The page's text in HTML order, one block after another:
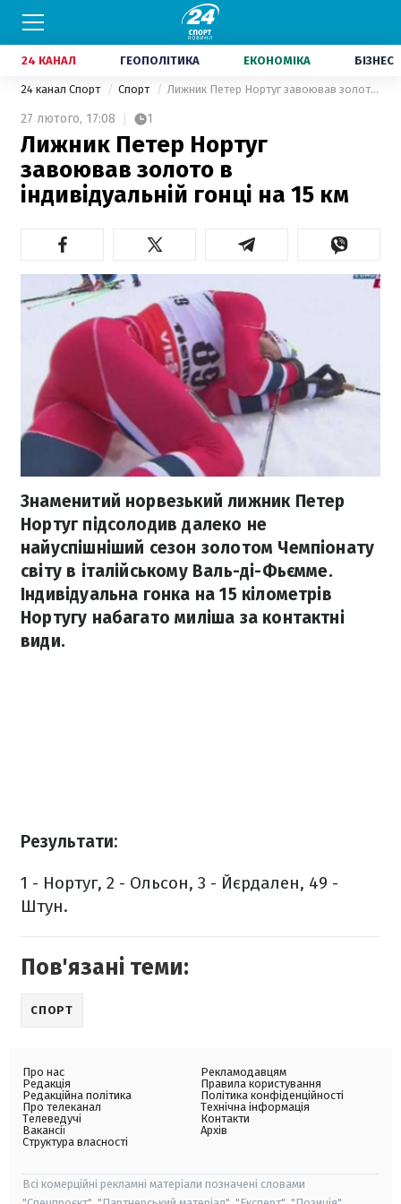
24 КАНАЛ ГЕОПОЛІТИКА ЕКОНОМІКА БІЗНЕС
24 канал Спорт Спорт Лижник Петер Нортуг завоював золото в індивідуальній гонці на 15 км
27 лютого, 17:08 1
Лижник Петер Нортуг
завоював золото в
індивідуальній гонці на 15 км
Знаменитий норвезький лижник Петер
Нортуг підсолодив далеко не
найуспішніший сезон золотом Чемпіонату
світу в італійському Валь-ді-Фьємме.
Індивідуальна гонка на 15 кілометрів
Нортугу набагато миліша за контактні
види.
Результати:
1 - Нортуг, 2 - Ольсон, 3 - Йєрдален, 49 -
Штун.
Пов'язані теми:
СПОРТ
Про нас
Редакція
Редакційна політика
Про телеканал
Телеведучі
Вакансії
Структура власності
Рекламодавцям
Правила користування
Політика конфіденційності
Технічна інформація
Контакти
Архів
Всі комерційні рекламні матеріали позначені словами